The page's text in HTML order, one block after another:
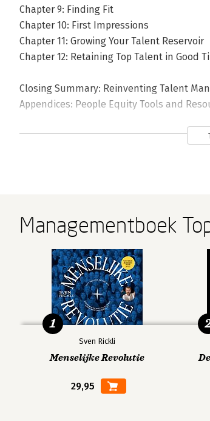
Chapter 9: Finding Fit
Chapter 10: First Impressions
Chapter 11: Growing Your Talent Reservoir
Chapter 12: Retaining Top Talent in Good
Closing Summary: Reinventing Talent
Appendices: People Equity Tools and
Managementboek
Sven Rickli
Menselijke Revolutie
29,95
1